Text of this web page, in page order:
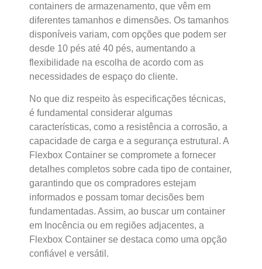
containers de armazenamento, que vêm em
diferentes tamanhos e dimensões. Os tamanhos
disponíveis variam, com opções que podem ser
desde 10 pés até 40 pés, aumentando a
flexibilidade na escolha de acordo com as
necessidades de espaço do cliente.
No que diz respeito às especificações técnicas,
é fundamental considerar algumas
características, como a resistência a corrosão, a
capacidade de carga e a segurança estrutural. A
Flexbox Container se compromete a fornecer
detalhes completos sobre cada tipo de container,
garantindo que os compradores estejam
informados e possam tomar decisões bem
fundamentadas. Assim, ao buscar um container
em Inocência ou em regiões adjacentes, a
Flexbox Container se destaca como uma opção
confiável e versátil.